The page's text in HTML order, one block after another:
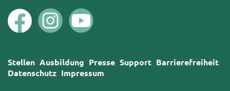
Stellen Ausbildung Presse Support Barrierefreiheit
Datenschutz Impressum